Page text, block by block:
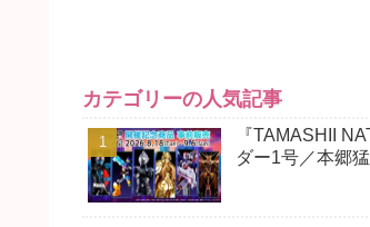
カテゴリーの人気記事
『TAMASHII
ダー1号／本郷